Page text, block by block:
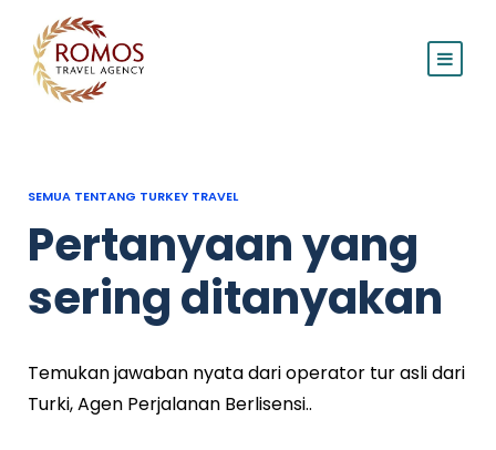
SEMUA TENTANG TURKEY TRAVEL
Pertanyaan yang
sering ditanyakan
Temukan jawaban nyata dari operator tur asli dari
Turki, Agen Perjalanan Berlisensi..